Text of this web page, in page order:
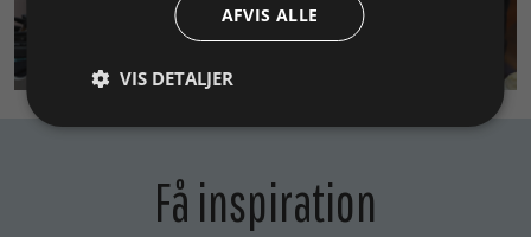
SMYKKEKURSER
Få inspiration
AFVIS ALLE
VIS DETALJER